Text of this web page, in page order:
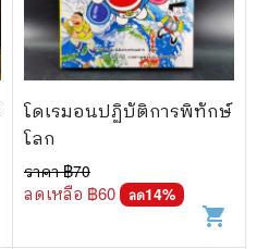
โดเรมอนปฏิบัติการพิทักษ์
โลก
ราคา ฿70
ลดเหลือ ฿60 ลด14%
shopping_cart